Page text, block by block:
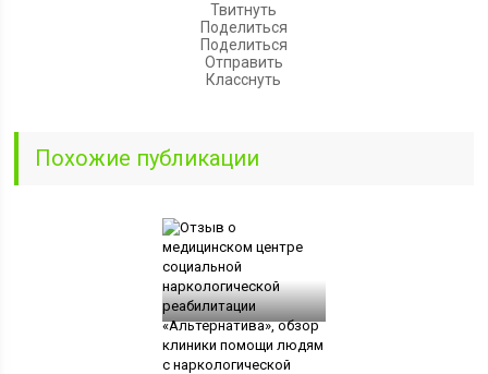
Твитнуть
Поделиться
Поделиться
Отправить
Класснуть
Похожие публикации